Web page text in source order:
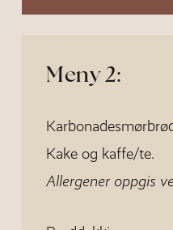
Meny 2:
Kake og kaffe/te.
Allergener oppgis